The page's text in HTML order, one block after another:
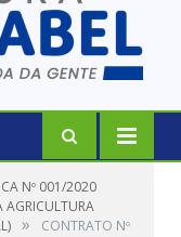
Nº 001/2020
AGRICULTURA
»
CONTRATO Nº